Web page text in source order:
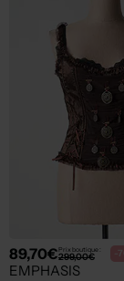
89,70€Prix boutique :
299,00€ -
EMPHASIS